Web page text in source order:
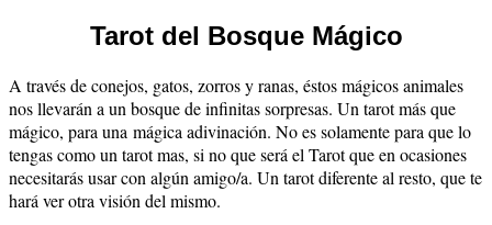
Tarot del Bosque Mágico
A través de conejos, gatos, zorros y ranas, éstos mágicos animales
nos llevarán a un bosque de infinitas sorpresas. Un tarot más que
mágico, para una mágica adivinación. No es solamente para que lo
tengas como un tarot mas, si no que será el Tarot que en ocasiones
necesitarás usar con algún amigo/a. Un tarot diferente al resto, que te
hará ver otra visión del mismo.